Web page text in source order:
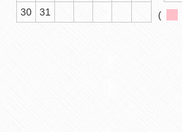
30
31 (